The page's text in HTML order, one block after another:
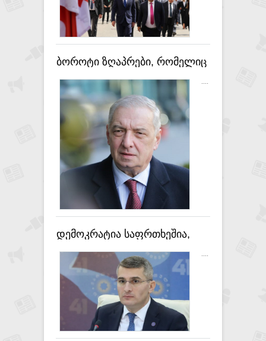
ბოროტი ზღაპრები, რომელიც
ბრიუსელში ჩაიტანეს, არ
დადასტურდა, არ მგონია,
რომ ამის ვინმეს სჯეროდეს -
გია ვოლსკი
....
დემოკრატია საფრთხეშია,
აგენტურა ვეღარ ფინანსდება
- დაახლოებით ამას ჰგავდა
განცხადება ბრიტანეთის
საელჩოსგან - მამუკა
მდინარაძე
....